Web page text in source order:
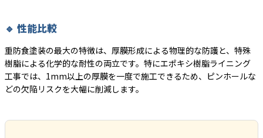
🔹 性能比較
重防食塗装の最大の特徴は、厚膜形成による物理的な防護と、特殊
樹脂による化学的な耐性の両立です。特にエポキシ樹脂ライニング
工事では、1mm以上の厚膜を一度で施工できるため、ピンホールな
どの欠陥リスクを大幅に削減します。